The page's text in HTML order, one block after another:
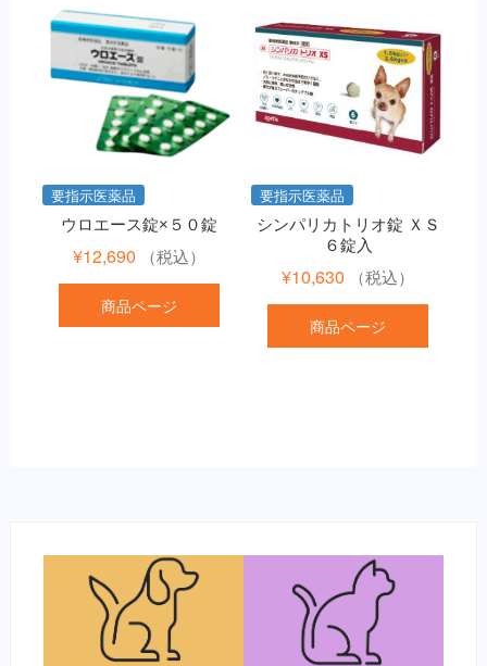
要指示医薬品
ウロエース錠×５０錠
¥12,690 （税込）
商品ページ
要指示医薬品
シンパリカトリオ錠 ＸＳ
６錠入
¥10,630 （税込）
商品ページ